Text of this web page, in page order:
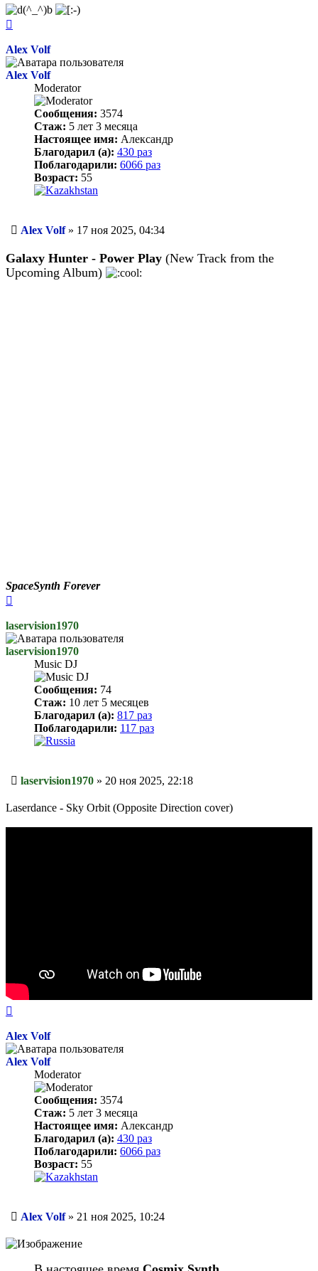
началу
Alex Volf
Alex Volf
Moderator
Сообщения: 3574
Стаж: 5 лет 3 месяца
Настоящее имя: Александр
Благодарил (а): 430 раз
Поблагодарили: 6066 раз
Возраст: 55
Сообщение
Alex Volf» 17 ноя 2025, 04:34
Galaxy Hunter - Power Play (New Track from the
Upcoming Album)
SpaceSynth Forever
началу
laservision1970
laservision1970
Music DJ
Сообщения: 74
Стаж: 10 лет 5 месяцев
Благодарил (а): 817 раз
Поблагодарили: 117 раз
Сообщение
laservision1970 » 20 ноя 2025, 22:18
Laserdance - Sky Orbit (Opposite Direction cover)
началу
Alex Volf
Alex Volf
Moderator
Сообщения: 3574
Стаж: 5 лет 3 месяца
Настоящее имя: Александр
Благодарил (а): 430 раз
Поблагодарили: 6066 раз
Возраст: 55
Сообщение
Alex Volf» 21 ноя 2025, 10:24